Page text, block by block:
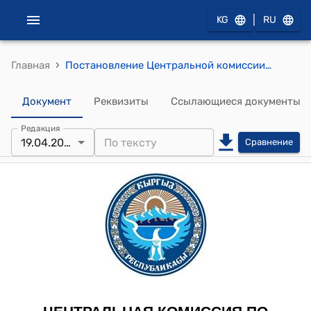
KG RU
Главная › Постановление Центральной комиссии по выборам и проведению референдумов КР от 19 апреля 2013 года № 52 "Об утверждении схемы и границ избирательных округов по досрочным выборам депутатов местных кенешей Кыргызской Республики назначенных на 26 мая 2013 года"
Документ Реквизиты Ссылающиеся документы
Редакция
19.04.2013 Сравнение